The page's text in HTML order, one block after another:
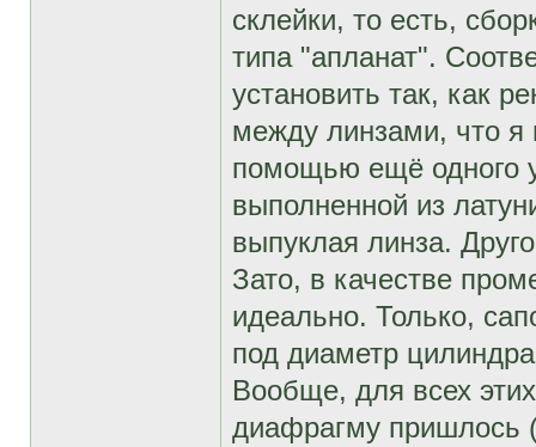
склейки, то есть,
типа "апланат".
установить так, как
между линзами, что я
помощью ещё одного
выполненной из
выпуклая линза.
Зато, в качестве
идеально. Только,
под диаметр
Вообще, для всех
диафрагму пришлось